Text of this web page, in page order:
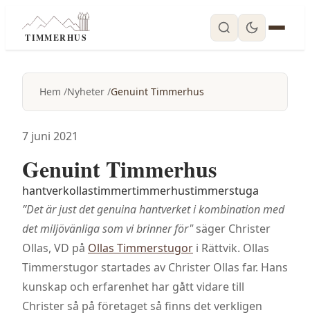
TIMMERHUS
Hem Nyheter Genuint Timmerhus
7 juni 2021
Genuint Timmerhus
hantverkollastimmertimmerhustimmerstuga
”Det är just det genuina hantverket i kombination med
det miljövänliga som vi brinner för"säger Christer
Ollas, VD på Ollas Timmerstugor i Rättvik. Ollas
Timmerstugor startades av Christer Ollas far. Hans
kunskap och erfarenhet har gått vidare till
Christer så på företaget så finns det verkligen